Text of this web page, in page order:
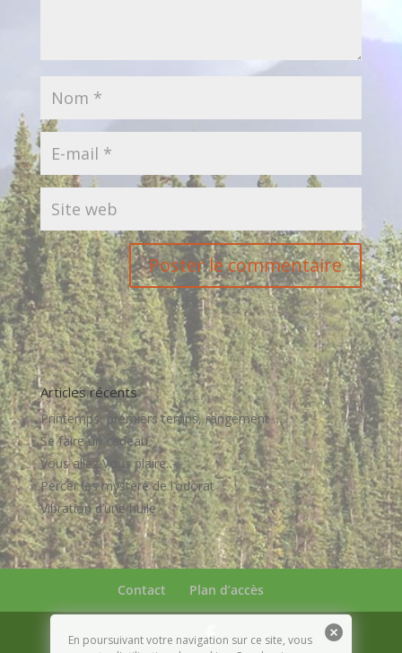
Articles récents
Printemps, premiers temps, rangement …
Se faire un cadeau
Vous allez Vous plaire…
Percer les mystère de l’odorat
Vibration d’une huile
Contact Plan d’accès
En poursuivant votre navigation sur ce site, vous